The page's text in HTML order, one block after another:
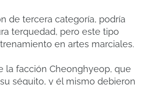
de tercera categoría, podría
terquedad, pero este tipo
en artes marciales.
la facción Cheonghyeop, que
séquito, y él mismo debieron